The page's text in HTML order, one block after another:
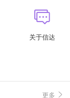
关于信达
更多